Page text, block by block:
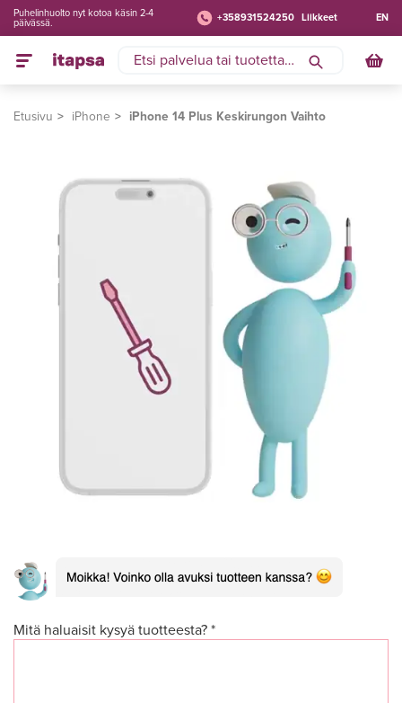
+358931524250 Liikkeet
Puhelinhuolto nyt kotoa käsin 2-4
päivässä.
EN
Etusivu iPhone iPhone 14 Plus Keskirungon Vaihto
Mitä haluaisit kysyä tuotteesta? *